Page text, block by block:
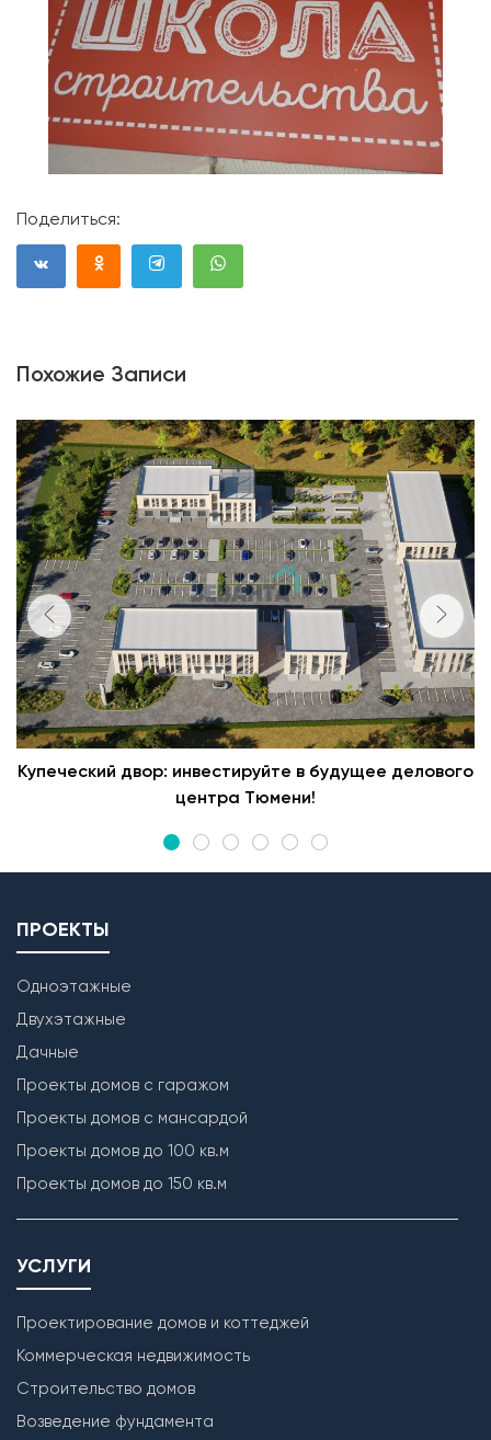
Поделиться:
Похожие Записи
Купеческий двор: инвестируйте в будущее делового
центра Тюмени!
ПРОЕКТЫ
Одноэтажные
Двухэтажные
Дачные
Проекты домов с гаражом
Проекты домов с мансардой
Проекты домов до 100 кв.м
Проекты домов до 150 кв.м
УСЛУГИ
Проектирование домов и коттеджей
Коммерческая недвижимость
Строительство домов
Возведение фундамента